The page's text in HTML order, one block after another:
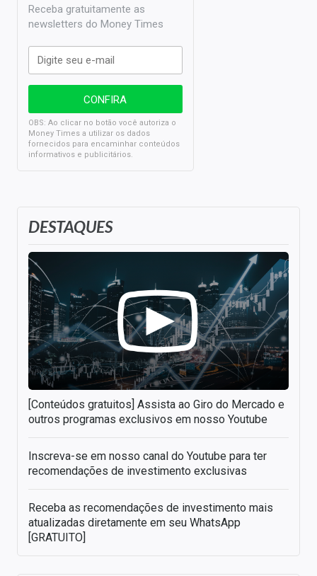
DESTAQUES
[Conteúdos gratuitos] Assista ao Giro do Mercado e
outros programas exclusivos em nosso Youtube
Inscreva-se em nosso canal do Youtube para ter
recomendações de investimento exclusivas
Receba as recomendações de investimento mais
atualizadas diretamente em seu WhatsApp
[GRATUITO]
Receba gratuitamente as
newsletters do Money Times
OBS: Ao clicar no botão você autoriza o
Money Times a utilizar os dados
fornecidos para encaminhar conteúdos
informativos e publicitários.